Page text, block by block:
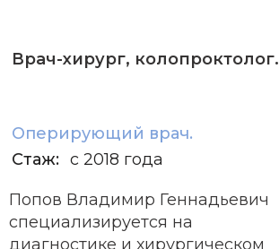
Стаж:
Оперирующий врач.
с 2018 года
Врач-хирург, колопроктолог.
Попов Владимир Геннадьевич
специализируется на
диагностике и хирургическом